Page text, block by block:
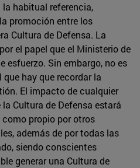
habitual referencia,
promoción entre los
Cultura de Defensa. La
el papel que el Ministerio de
esfuerzo. Sin embargo, no es
hay que recordar la
El impacto de cualquier
Cultura de Defensa estará
propio por otros
además de por todas las
siendo conscientes
generar una Cultura de